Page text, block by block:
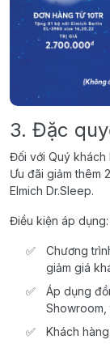
3. Đặc
Đối với Quý khách
Ưu đãi giảm thêm
Elmich Dr.Sleep.
Điều kiện áp dụng:
Chương
giảm giá
Áp dụng
Khách